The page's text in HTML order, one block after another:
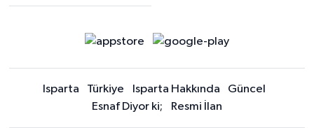
Isparta Türkiye Isparta Hakkında
Güncel
Esnaf Diyor ki;
Resmi İlan